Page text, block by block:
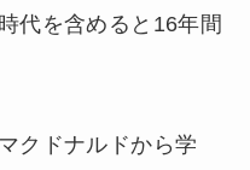
代を含めると16年間
クドナルドから学